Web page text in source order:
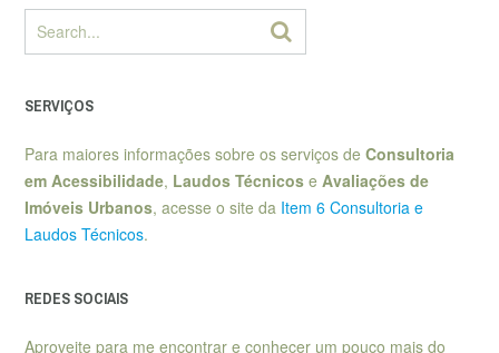
SERVIÇOS
Para maiores informações sobre os serviços de Consultoria
em Acessibilidade, Laudos Técnicos e Avaliações de
Imóveis Urbanos, acesse o site da Item 6 Consultoria e
Laudos Técnicos.
REDES SOCIAIS
Aproveite para me encontrar e conhecer um pouco mais do